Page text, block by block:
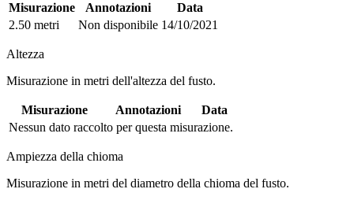
Misurazione Annotazioni
Data
2.50 metri
Non disponibile 14/10/2021
Altezza
Misurazione in metri dell'altezza del fusto.
Misurazione Annotazioni
Data
Nessun dato raccolto per questa misurazione.
Ampiezza della chioma
Misurazione in metri del diametro della chioma del fusto.